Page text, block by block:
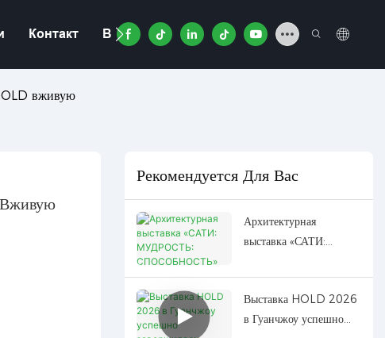
Контакт Видео
вживую
Рекомендуется Для Вас
Архитектурная
выставка «САТИ:
СПОСОБНОСТЬ» 2026
Выставка HOLD 2026
в Гуанчжоу успешно